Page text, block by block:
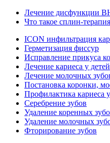
Лечение дисфункции
Что такое сплин-терапия
ICON инфильтрация
Герметизация фиссур
Исправление прикуса
Лечение кариеса у детей
Лечение молочных
Постановка коронки,
Профилактика кариеса
Серебрение зубов
Удаление коренных
Удаление молочных
Фторирование зубов